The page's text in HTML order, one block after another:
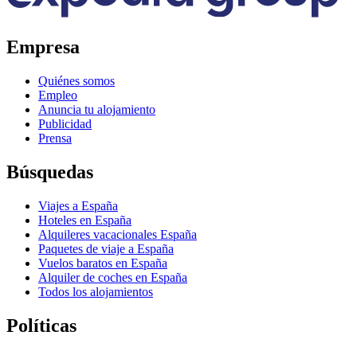
Empresa
Quiénes somos
Empleo
Anuncia tu alojamiento
Publicidad
Prensa
Búsquedas
Viajes a España
Hoteles en España
Alquileres vacacionales España
Paquetes de viaje a España
Vuelos baratos en España
Alquiler de coches en España
Todos los alojamientos
Políticas